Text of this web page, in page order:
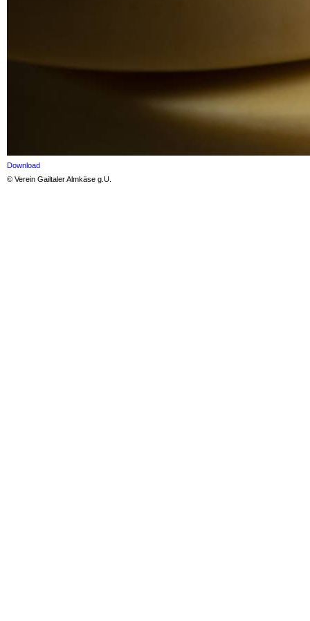
Download
© Verein Gailtaler Almkäse g.U.